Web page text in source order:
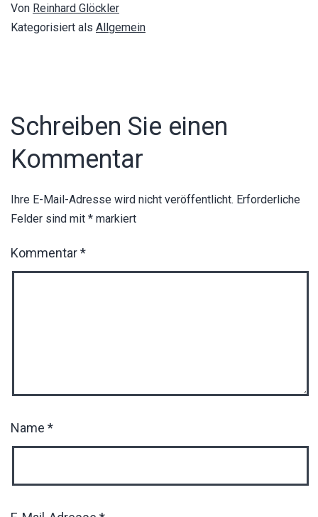
Von Reinhard Glöckler
Kategorisiert als Allgemein
Schreiben Sie einen
Kommentar
Ihre E-Mail-Adresse wird nicht veröffentlicht. Erforderliche
Felder sind mit * markiert
Kommentar*
Name *